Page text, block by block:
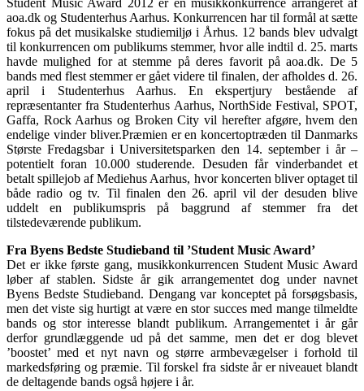
Student Music Award 2012 er en musikkonkurrence arrangeret af
aoa.dk og Studenterhus Aarhus. Konkurrencen har til formål at sætte
fokus på det musikalske studiemiljø i Århus. 12 bands blev udvalgt
til konkurrencen om publikums stemmer, hvor alle indtil d. 25. marts
havde mulighed for at stemme på deres favorit på aoa.dk. De 5
bands med flest stemmer er gået videre til finalen, der afholdes d. 26.
april i Studenterhus Aarhus. En ekspertjury bestående af
repræsentanter fra Studenterhus Aarhus, NorthSide Festival, SPOT,
Gaffa, Rock Aarhus og Broken City vil herefter afgøre, hvem den
endelige vinder bliver.Præmien er en koncertoptræden til Danmarks
Største Fredagsbar i Universitetsparken den 14. september i år –
potentielt foran 10.000 studerende. Desuden får vinderbandet et
betalt spillejob af Mediehus Aarhus, hvor koncerten bliver optaget til
både radio og tv. Til finalen den 26. april vil der desuden blive
uddelt en publikumspris på baggrund af stemmer fra det
tilstedeværende publikum.
Fra Byens Bedste Studieband til ’Student Music Award’
Det er ikke første gang, musikkonkurrencen Student Music Award
løber af stablen. Sidste år gik arrangementet dog under navnet
Byens Bedste Studieband. Dengang var konceptet på forsøgsbasis,
men det viste sig hurtigt at være en stor succes med mange tilmeldte
bands og stor interesse blandt publikum. Arrangementet i år går
derfor grundlæggende ud på det samme, men det er dog blevet
’boostet’ med et nyt navn og større armbevægelser i forhold til
markedsføring og præmie. Til forskel fra sidste år er niveauet blandt
de deltagende bands også højere i år.